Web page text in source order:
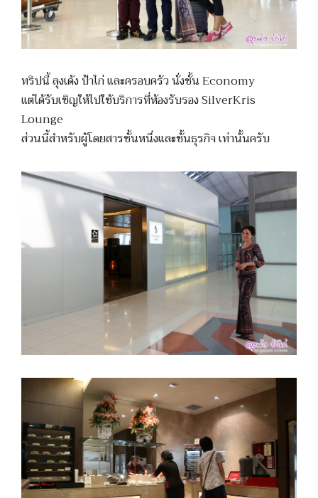
ทริปนี้ ลุงเด้ง ป้าไก่ และครอบครัว นั่งชั้น Economy
แต่ได้รับเชิญให้ไปใช้บริการที่ห้องรับรอง SilverKris
Lounge
ส่วนนี้สำหรับผู้โดยสารชั้นหนึ่งและชั้นธุรกิจ เท่านั้นครับ